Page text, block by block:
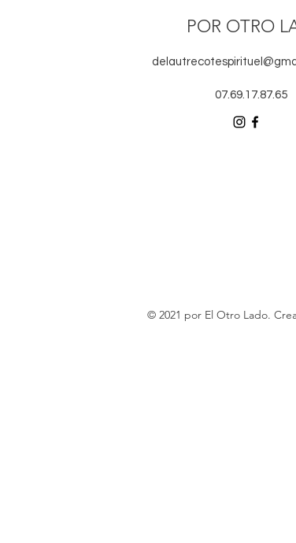
POR OTRO
07.69.17.87.65
© 2021 por El Otro Lado.